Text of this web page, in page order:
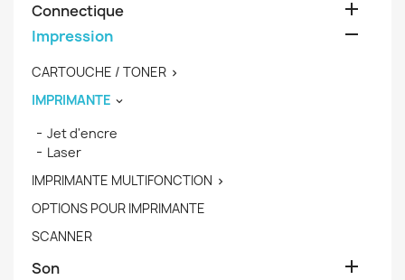
Connectique 
Impression 
CARTOUCHE / TONER 
IMPRIMANTE 
Jet d'encre
Laser
IMPRIMANTE MULTIFONCTION 
OPTIONS POUR IMPRIMANTE
SCANNER
Son 